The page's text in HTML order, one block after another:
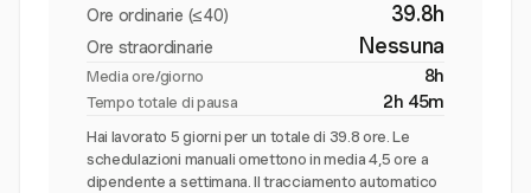
Ore ordinarie (≤40) 39.8h
Ore straordinarie Nessuna
Media ore/giorno 8h
Tempo totale di pausa 2h 45m
Hai lavorato 5 giorni per un totale di 39.8 ore. Le
schedulazioni manuali omettono in media 4,5 ore a
dipendente a settimana. Il tracciamento automatico